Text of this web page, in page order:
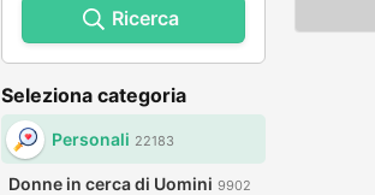
Ricerca
Seleziona categoria
Personali 22183
Donne in cerca di Uomini 9902